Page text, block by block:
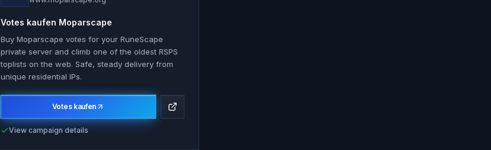
Votes kaufen Moparscape
Buy Moparscape votes for your RuneScape
private server and climb one of the oldest RSPS
toplists on the web. Safe, steady delivery from
unique residential IPs.
Votes kaufen
View campaign details